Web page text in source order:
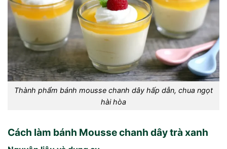
Thành phẩm bánh mousse chanh dây hấp dẫn, chua ngọt
hài hòa
Cách làm bánh Mousse chanh dây trà xanh